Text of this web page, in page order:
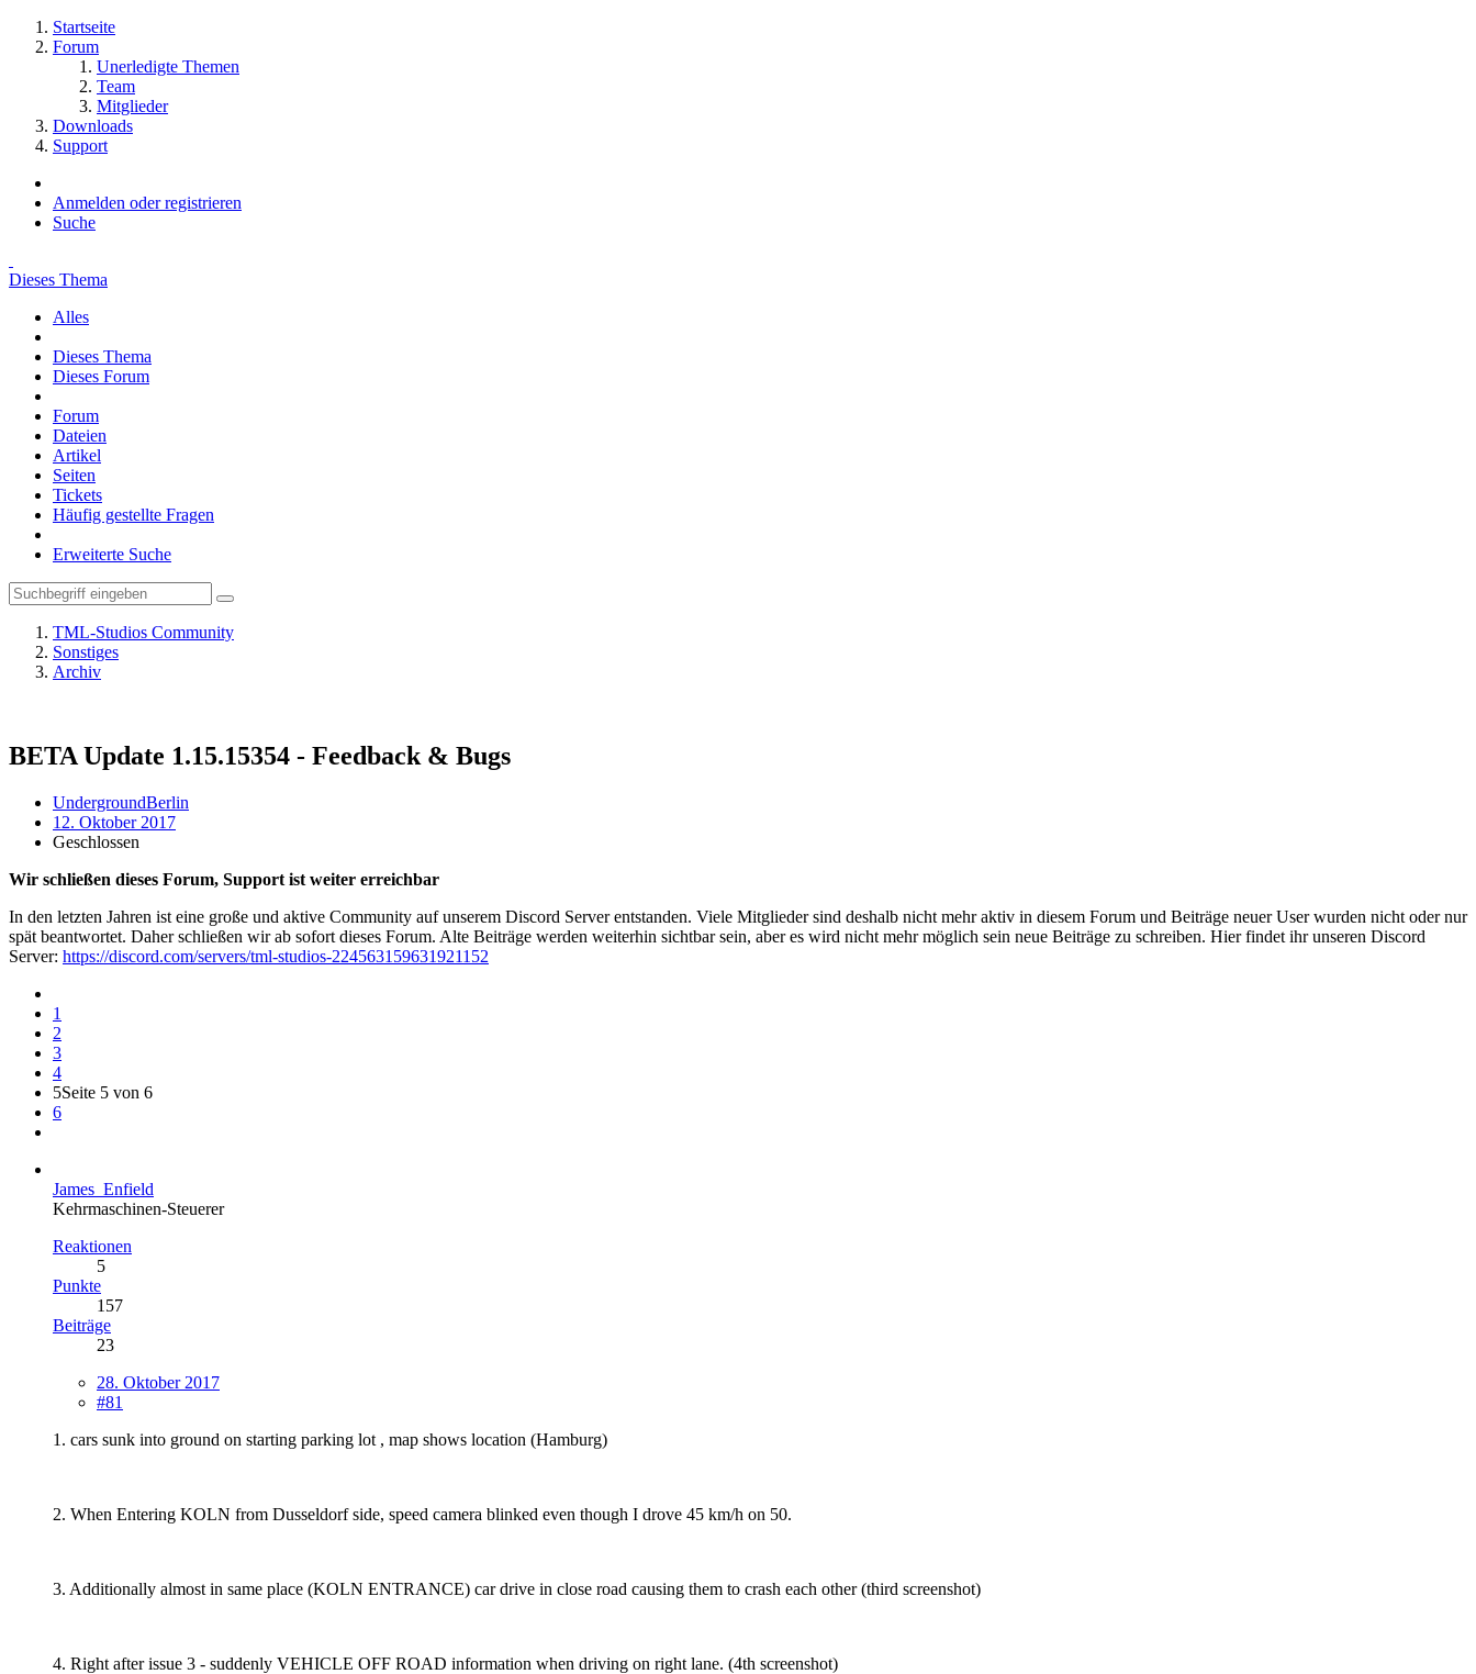
Startseite
Forum
Unerledigte Themen
Team
Mitglieder
Downloads
Support
Anmelden oder registrieren
Suche
Dieses Thema
Alles
Dieses Thema
Dieses Forum
Forum
Dateien
Artikel
Seiten
Tickets
Häufig gestellte Fragen
Erweiterte Suche
TML-Studios Community
Sonstiges
Archiv
BETA Update 1.15.15354 - Feedback & Bugs
UndergroundBerlin
12. Oktober 2017
Geschlossen
Wir schließen dieses Forum, Support ist weiter erreichbar
In den letzten Jahren ist eine große und aktive Community auf unserem Discord Server entstanden. Viele Mitglieder sind deshalb nicht mehr aktiv in diesem Forum und Beiträge neuer User wurden nicht oder nur
spät beantwortet. Daher schließen wir ab sofort dieses Forum. Alte Beiträge werden weiterhin sichtbar sein, aber es wird nicht mehr möglich sein neue Beiträge zu schreiben. Hier findet ihr unseren Discord
Server: https://discord.com/servers/tml-studios-224563159631921152
1
2
3
4
5Seite 5 von 6
6
James_Enfield
Kehrmaschinen-Steuerer
Reaktionen
5
Punkte
157
Beiträge
23
28. Oktober 2017
#81
1. cars sunk into ground on starting parking lot , map shows location (Hamburg)
2. When Entering KOLN from Dusseldorf side, speed camera blinked even though I drove 45 km/h on 50.
3. Additionally almost in same place (KOLN ENTRANCE) car drive in close road causing them to crash each other (third screenshot)
4. Right after issue 3 - suddenly VEHICLE OFF ROAD information when driving on right lane. (4th screenshot)